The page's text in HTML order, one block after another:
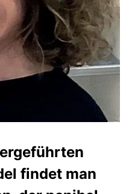
findet man